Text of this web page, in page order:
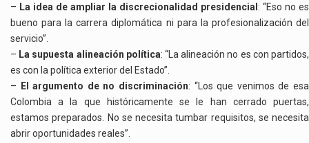
– La idea de ampliar la discrecionalidad presidencial : “Eso no es
bueno para la carrera diplomática ni para la profesionalización del
servicio”.
– La supuesta alineación política: “La alineación no es con partidos,
es con la política exterior del Estado”.
–
El argumento de no discriminación: “Los que venimos de esa
Colombia a la que históricamente se le han cerrado puertas,
estamos preparados. No se necesita tumbar requisitos, se necesita
abrir oportunidades reales”.